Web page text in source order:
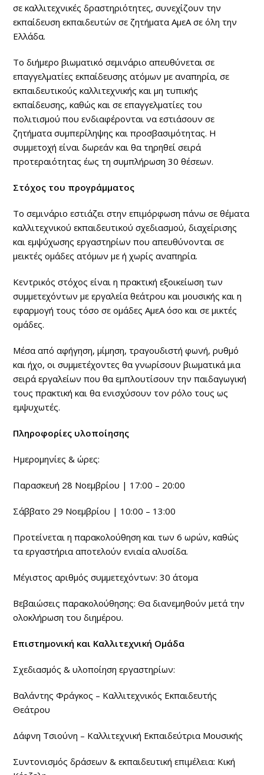
σε καλλιτεχνικές δραστηριότητες, συνεχίζουν την
εκπαίδευση εκπαιδευτών σε ζητήματα AμεΑ σε όλη την
Ελλάδα.
Το διήμερο βιωματικό σεμινάριο απευθύνεται σε
επαγγελματίες εκπαίδευσης ατόμων με αναπηρία, σε
εκπαιδευτικούς καλλιτεχνικής και μη τυπικής
εκπαίδευσης, καθώς και σε επαγγελματίες του
πολιτισμού που ενδιαφέρονται να εστιάσουν σε
ζητήματα συμπερίληψης και προσβασιμότητας. Η
συμμετοχή είναι δωρεάν και θα τηρηθεί σειρά
προτεραιότητας έως τη συμπλήρωση 30 θέσεων.
Στόχος του προγράμματος
Το σεμινάριο εστιάζει στην επιμόρφωση πάνω σε θέματα
καλλιτεχνικού εκπαιδευτικού σχεδιασμού, διαχείρισης
και εμψύχωσης εργαστηρίων που απευθύνονται σε
μεικτές ομάδες ατόμων με ή χωρίς αναπηρία.
Κεντρικός στόχος είναι η πρακτική εξοικείωση των
συμμετεχόντων με εργαλεία θεάτρου και μουσικής και η
εφαρμογή τους τόσο σε ομάδες ΑμεΑ όσο και σε μικτές
ομάδες.
Μέσα από αφήγηση, μίμηση, τραγουδιστή φωνή, ρυθμό
και ήχο, οι συμμετέχοντες θα γνωρίσουν βιωματικά μια
σειρά εργαλείων που θα εμπλουτίσουν την παιδαγωγική
τους πρακτική και θα ενισχύσουν τον ρόλο τους ως
εμψυχωτές.
Πληροφορίες υλοποίησης
Ημερομηνίες & ώρες:
Παρασκευή 28 Νοεμβρίου | 17:00 – 20:00
Σάββατο 29 Νοεμβρίου | 10:00 – 13:00
Προτείνεται η παρακολούθηση και των 6 ωρών, καθώς
τα εργαστήρια αποτελούν ενιαία αλυσίδα.
Μέγιστος αριθμός συμμετεχόντων: 30 άτομα
Βεβαιώσεις παρακολούθησης: Θα διανεμηθούν μετά την
ολοκλήρωση του διημέρου.
Επιστημονική και Καλλιτεχνική Ομάδα
Σχεδιασμός & υλοποίηση εργαστηρίων:
Βαλάντης Φράγκος – Καλλιτεχνικός Εκπαιδευτής
Θεάτρου
Δάφνη Τσιούνη – Καλλιτεχνική Εκπαιδεύτρια Μουσικής
Συντονισμός δράσεων & εκπαιδευτική επιμέλεια: Κική